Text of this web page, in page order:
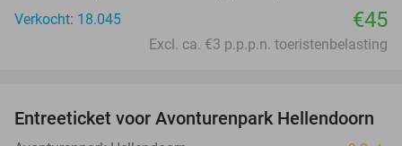
Verkocht: 18.045
€45
Excl. ca. €3 p.p.p.n. toeristenbelasting
41%
Entreeticket voor Avonturenpark Hellendoorn